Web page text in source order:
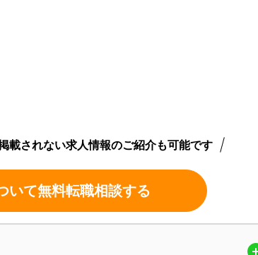
載されない求人情報のご紹介も可能です
いて無料転職相談する